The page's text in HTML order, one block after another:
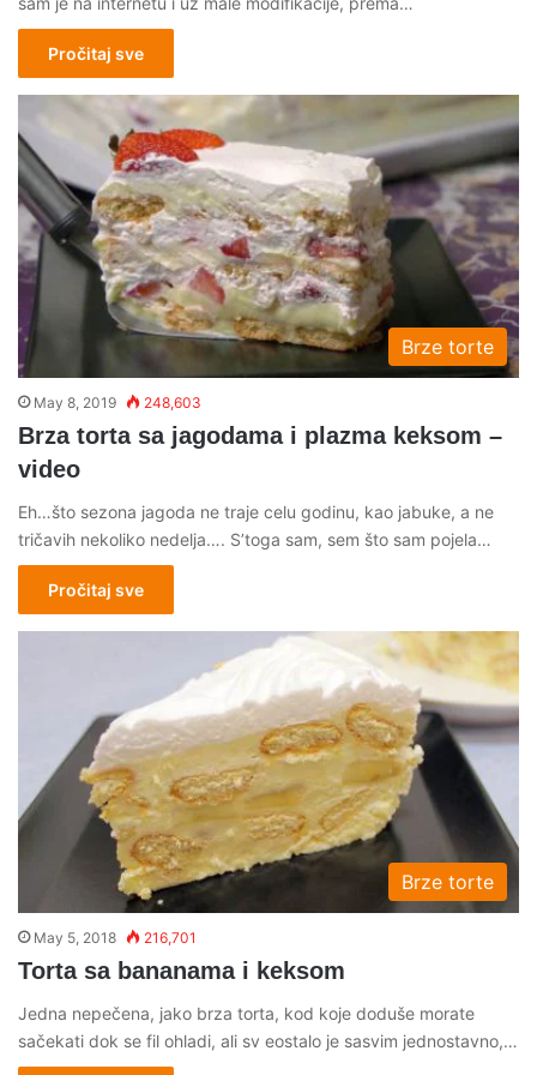
Pročitaj sve
Brze torte
May 8, 2019 248,603
Brza torta sa jagodama i plazma keksom –
video
Eh…što sezona jagoda ne traje celu godinu, kao jabuke, a ne
tričavih nekoliko nedelja…. S’toga sam, sem što sam pojela…
Pročitaj sve
Brze torte
May 5, 2018 216,701
Torta sa bananama i keksom
Jedna nepečena, jako brza torta, kod koje doduše morate
sačekati dok se fil ohladi, ali sv eostalo je sasvim jednostavno,…